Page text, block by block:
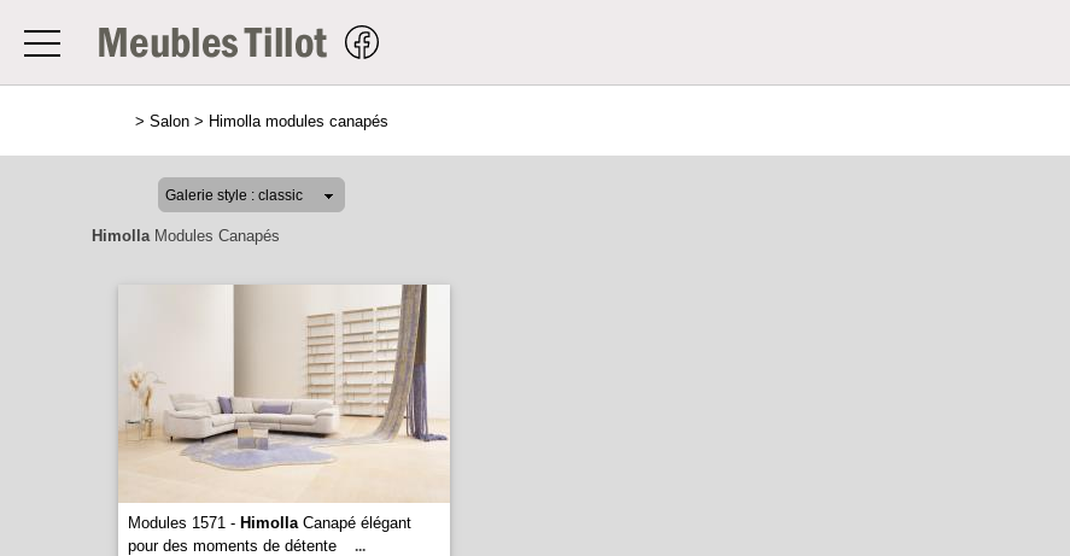
> Salon > Himolla modules canapés
HimollaModules Canapés
Modules 1571 - HimollaCanapé élégant
pour des moments de détente
...